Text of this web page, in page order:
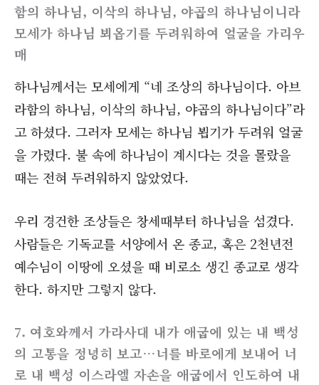
함의 하나님, 이삭의 하나님, 야곱의 하나님이니라
모세가 하나님 뵈옵기를 두려워하여 얼굴을 가리우
매
하나님께서는 모세에게 “네 조상의 하나님이다. 아브
라함의 하나님, 이삭의 하나님, 야곱의 하나님이다”라
고 하셨다. 그러자 모세는 하나님 뵙기가 두려워 얼굴
을 가렸다. 불 속에 하나님이 계시다는 것을 몰랐을
때는 전혀 두려워하지 않았었다.
우리 경건한 조상들은 창세때부터 하나님을 섬겼다.
사람들은 기독교를 서양에서 온 종교, 혹은 2천년전
예수님이 이땅에 오셨을 때 비로소 생긴 종교로 생각
한다. 하지만 그렇지 않다.
7. 여호와께서 가라사대 내가 애굽에 있는 내 백성
의 고통을 정녕히 보고…너를 바로에게 보내어 너
로 내 백성 이스라엘 자손을 애굽에서 인도하여 내